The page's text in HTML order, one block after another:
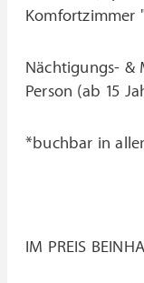
Komfortzimmer
Nächtigungs- &
Person (ab 15
*buchbar in
IM PREIS